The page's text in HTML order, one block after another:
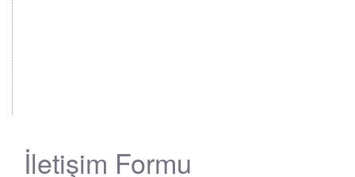
İletişim Formu